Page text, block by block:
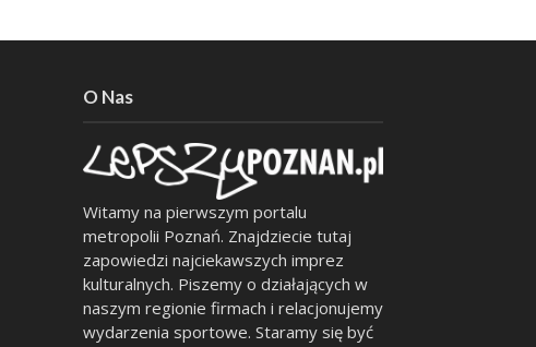
O Nas
Witamy na pierwszym portalu
metropolii Poznań. Znajdziecie tutaj
zapowiedzi najciekawszych imprez
kulturalnych. Piszemy o działających w
naszym regionie firmach i relacjonujemy
wydarzenia sportowe. Staramy się być